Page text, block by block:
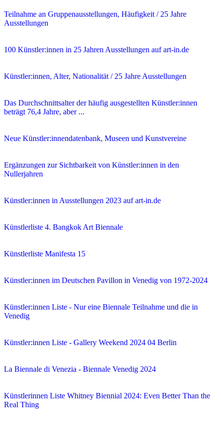
Teilnahme an Gruppenausstellungen, Häufigkeit / 25 Jahre
Ausstellungen
100 Künstler:innen in 25 Jahren Ausstellungen auf art-in.de
Künstler:innen, Alter, Nationalität / 25 Jahre Ausstellungen
Das Durchschnittsalter der häufig ausgestellten Künstler:innen
beträgt 76,4 Jahre, aber ...
Neue Künstler:innendatenbank, Museen und Kunstvereine
Ergänzungen zur Sichtbarkeit von Künstler:innen in den
Nullerjahren
Künstler:innen in Ausstellungen 2023 auf art-in.de
Künstlerliste 4. Bangkok Art Biennale
Künstlerliste Manifesta 15
Künstler:innen im Deutschen Pavillon in Venedig von 1972-2024
Künstler:innen Liste - Nur eine Biennale Teilnahme und die in
Venedig
Künstler:innen Liste - Gallery Weekend 2024 04 Berlin
La Biennale di Venezia - Biennale Venedig 2024
Künstlerinnen Liste Whitney Biennial 2024: Even Better Than the
Real Thing